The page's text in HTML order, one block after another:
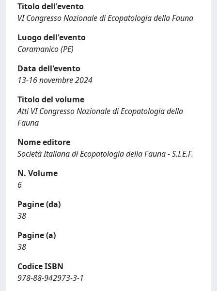
Titolo dell'evento
VI Congresso Nazionale di Ecopatologia della Fauna
Luogo dell'evento
Caramanico (PE)
Data dell'evento
13-16 novembre 2024
Titolo del volume
Atti VI Congresso Nazionale di Ecopatologia della
Fauna
Nome editore
Società Italiana di Ecopatologia della Fauna - S.I.E.F.
N. Volume
6
Pagine (da)
38
Pagine (a)
38
Codice ISBN
978-88-942973-3-1